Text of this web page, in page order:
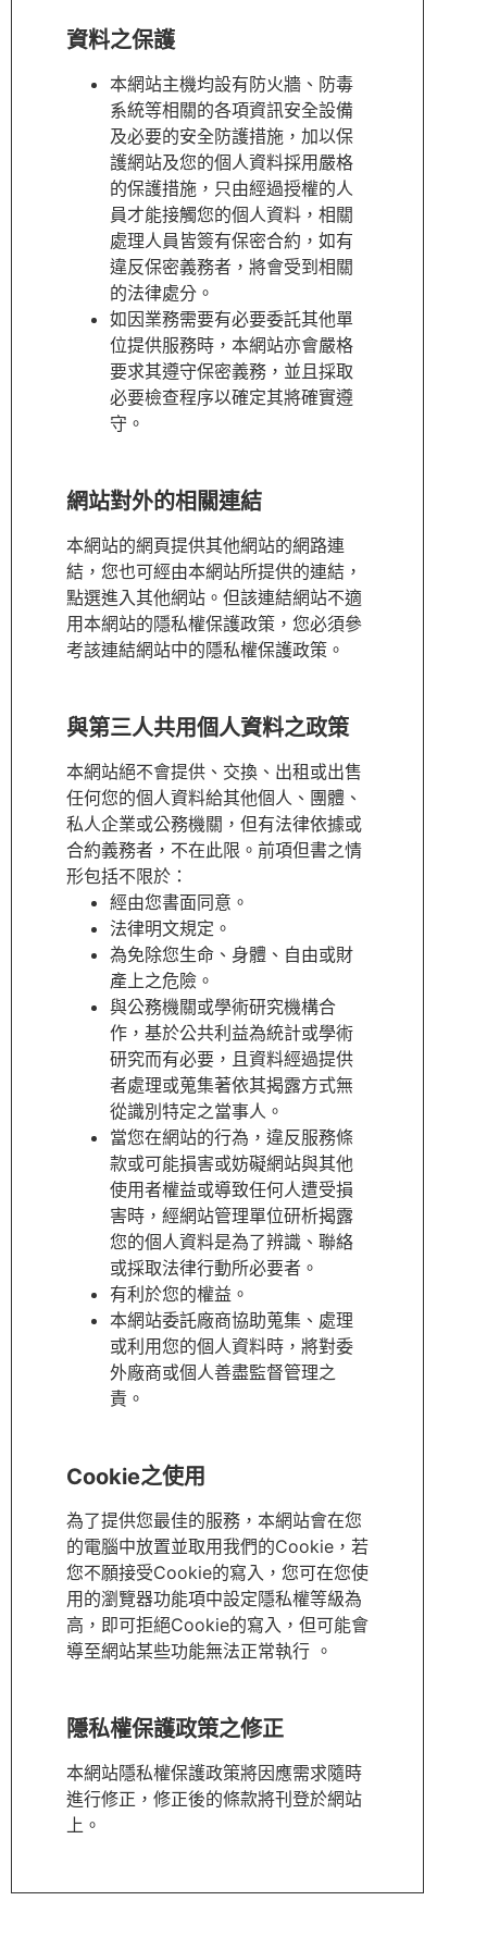
資料之保護
本網站主機均設有防火牆、防毒
系統等相關的各項資訊安全設備
及必要的安全防護措施，加以保
護網站及您的個人資料採用嚴格
的保護措施，只由經過授權的人
員才能接觸您的個人資料，相關
處理人員皆簽有保密合約，如有
違反保密義務者，將會受到相關
的法律處分。
如因業務需要有必要委託其他單
位提供服務時，本網站亦會嚴格
要求其遵守保密義務，並且採取
必要檢查程序以確定其將確實遵
守。
網站對外的相關連結
本網站的網頁提供其他網站的網路連
結，您也可經由本網站所提供的連結，
點選進入其他網站。但該連結網站不適
用本網站的隱私權保護政策，您必須參
考該連結網站中的隱私權保護政策。
與第三人共用個人資料之政策
本網站絕不會提供、交換、出租或出售
任何您的個人資料給其他個人、團體、
私人企業或公務機關，但有法律依據或
合約義務者，不在此限。前項但書之情
形包括不限於：
經由您書面同意。
法律明文規定。
為免除您生命、身體、自由或財
產上之危險。
與公務機關或學術研究機構合
作，基於公共利益為統計或學術
研究而有必要，且資料經過提供
者處理或蒐集著依其揭露方式無
從識別特定之當事人。
當您在網站的行為，違反服務條
款或可能損害或妨礙網站與其他
使用者權益或導致任何人遭受損
害時，經網站管理單位研析揭露
您的個人資料是為了辨識、聯絡
或採取法律行動所必要者。
有利於您的權益。
本網站委託廠商協助蒐集、處理
或利用您的個人資料時，將對委
外廠商或個人善盡監督管理之
責。
Cookie之使用
為了提供您最佳的服務，本網站會在您
的電腦中放置並取用我們的Cookie，若
您不願接受Cookie的寫入，您可在您使
用的瀏覽器功能項中設定隱私權等級為
高，即可拒絕Cookie的寫入，但可能會
導至網站某些功能無法正常執行 。
隱私權保護政策之修正
本網站隱私權保護政策將因應需求隨時
進行修正，修正後的條款將刊登於網站
上。